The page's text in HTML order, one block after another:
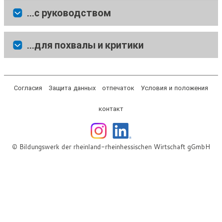
...с руководством
...для похвалы и критики
Согласия Защита данных отпечаток Условия и положения
контакт
© Bildungswerk der rheinland-rheinhessischen Wirtschaft gGmbH